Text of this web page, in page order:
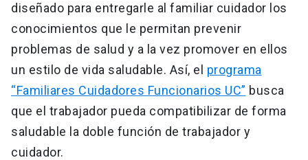
diseñado para entregarle al familiar cuidador los
conocimientos que le permitan prevenir
problemas de salud y a la vez promover en ellos
un estilo de vida saludable. Así, el programa
“Familiares Cuidadores Funcionarios UC” busca
que el trabajador pueda compatibilizar de forma
saludable la doble función de trabajador y
cuidador.